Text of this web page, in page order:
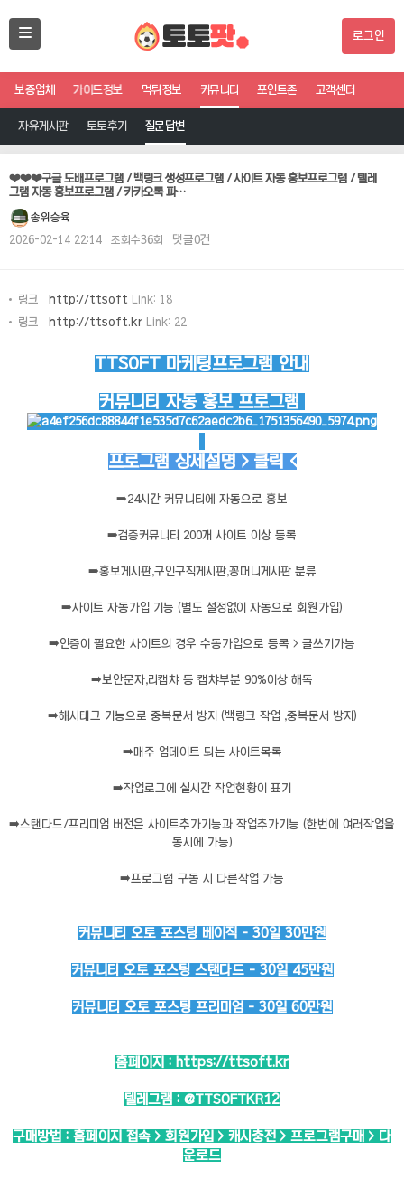
로그인
보증업체 가이드정보 먹튀정보 커뮤니티 포인트존 고객센터
자유게시판 토토후기 질문답변
❤️❤️❤️구글 도배프로그램 / 백링크 생성프로그램 / 사이트 자동 홍보프로그램 / 텔레
그램 자동 홍보프로그램 / 카카오톡 파…
송위승육
2026-02-14 22:14 조회수36회 댓글0건
링크 http://ttsoft Link: 18
링크 http://ttsoft.kr Link: 22
TTSOFT 마케팅프로그램 안내
커뮤니티 자동 홍보 프로그램
프로그램 상세설명 > 클릭 <
➡️24시간 커뮤니티에 자동으로 홍보
➡️검증커뮤니티 200개 사이트 이상 등록
➡️홍보게시판,구인구직게시판,꽁머니게시판 분류
➡️사이트 자동가입 기능 (별도 설정없이 자동으로 회원가입)
➡️인증이 필요한 사이트의 경우 수동가입으로 등록 > 글쓰기가능
➡️보안문자,리캡챠 등 캡챠부분 90%이상 해독
➡️해시태그 기능으로 중복문서 방지 (백링크 작업 ,중복문서 방지)
➡️ 매주 업데이트 되는 사이트목록
➡️작업로그에 실시간 작업현황이 표기
➡️스탠다드/프리미엄 버전은 사이트추가기능과 작업추가기능 (한번에 여러작업을
동시에 가능)
➡️프로그램 구동 시 다른작업 가능
커뮤니티 오토 포스팅 베이직 - 30일 30만원
커뮤니티 오토 포스팅 스탠다드 - 30일 45만원
커뮤니티 오토 포스팅 프리미엄 - 30일 60만원
홈페이지 : https://ttsoft.kr
텔레그램 : @TTSOFTKR12
구매방법 : 홈페이지 접속 > 회원가입 > 캐시충전 > 프로그램구매 > 다
운로드